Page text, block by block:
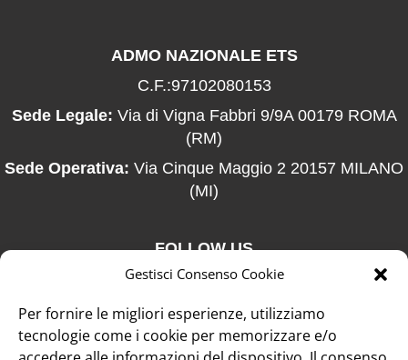
Gestisci Consenso Cookie
Per fornire le migliori esperienze, utilizziamo
tecnologie come i cookie per memorizzare e/o
ADMO NAZIONALE ETS
C.F.:97102080153
Sede Legale: Via di Vigna Fabbri 9/9A 00179 ROMA
(RM)
Sede Operativa: Via Cinque Maggio 2 20157 MILANO
(MI)
FOLLOW US
